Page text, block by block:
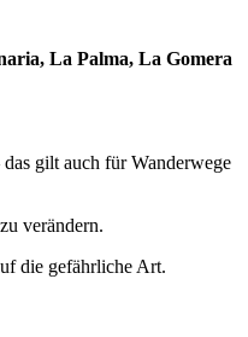
La Palma, La Gomera
gilt auch für Wanderwege
verändern.
die gefährliche Art.